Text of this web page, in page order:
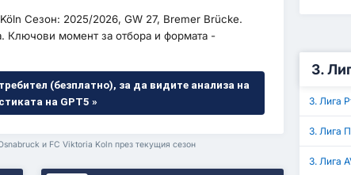
Сезон: 2025/2026, GW 27, Bremer Brücke.
Ключови момент за отбора и формата -
(безплатно), за да видите анализа на
на GPT5 »
и FC Viktoria Koln през текущия сезон
3.
3. Лига
3. Лига
3. Лига